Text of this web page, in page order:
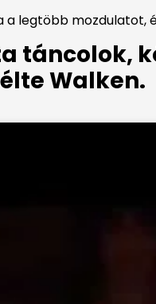
legtöbb mozdulatot,
táncolok,
Walken.